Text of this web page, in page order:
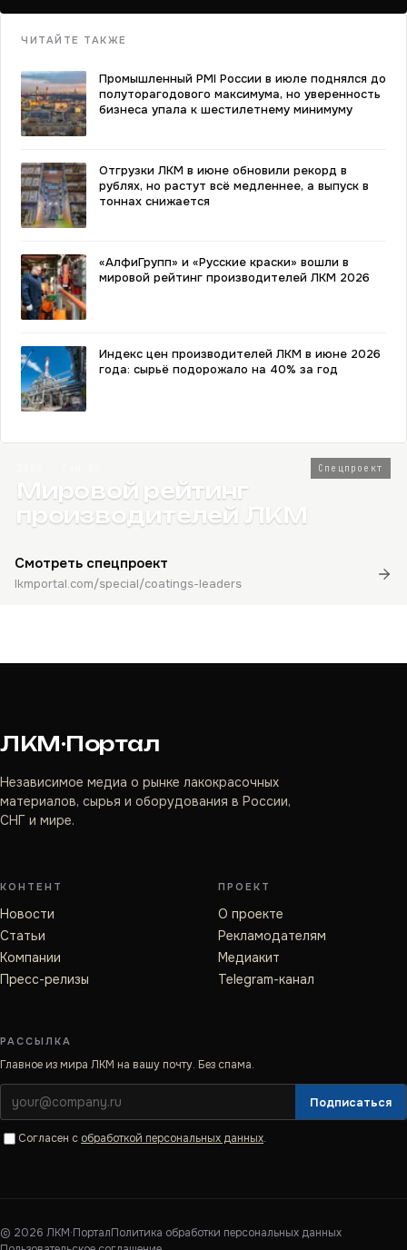
ЧИТАЙТЕ ТАКЖЕ
Промышленный PMI России в июле поднялся до
полуторагодового максимума, но уверенность
бизнеса упала к шестилетнему минимуму
Отгрузки ЛКМ в июне обновили рекорд в
рублях, но растут всё медленнее, а выпуск в
тоннах снижается
«АлфиГрупп» и «Русские краски» вошли в
мировой рейтинг производителей ЛКМ 2026
Индекс цен производителей ЛКМ в июне 2026
года: сырьё подорожало на 40% за год
Спецпроект
Мировой рейтинг
производителей ЛКМ
Смотреть спецпроект
lkmportal.com/special/coatings-leaders
ЛКМ·Портал
Независимое медиа о рынке лакокрасочных
материалов, сырья и оборудования в России,
СНГ и мире.
КОНТЕНТ
Новости
Статьи
Компании
Пресс-релизы
ПРОЕКТ
О проекте
Рекламодателям
Медиакит
Telegram-канал
РАССЫЛКА
Главное из мира ЛКМ на вашу почту. Без спама.
Подписаться
Согласен с обработкой персональных данных.
© 2026 ЛКМ·ПорталПолитика обработки персональных данных